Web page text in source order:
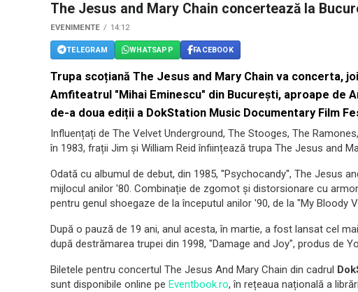
The Jesus and Mary Chain concertează la
EVENIMENTE 14:12
TELEGRAM WHATSAPP FACEBOOK
Trupa scoțiană The Jesus and Mary Chain va concerta,
Amfiteatrul "Mihai Eminescu" din București, aproape de
de-a doua ediții a DokStation Music Documentary Film
Influențați de The Velvet Underground, The Stooges, The
în 1983, frații Jim și William Reid înființează trupa The Jesus and
Odată cu albumul de debut, din 1985, ''Psychocandy'', The Jesus
mijlocul anilor '80. Combinație de zgomot și distorsionare cu
pentru genul shoegaze de la începutul anilor '90, de la "My Bloody
După o pauză de 19 ani, anul acesta, în martie, a fost lansat cel
după destrămarea trupei din 1998, "Damage and Joy", produs de
Biletele pentru concertul The Jesus And Mary Chain din cadrul
sunt disponibile online pe Eventbook.ro, în rețeaua națională a